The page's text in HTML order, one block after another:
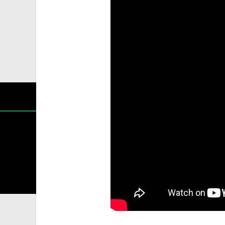
За секоја форма на распространување,